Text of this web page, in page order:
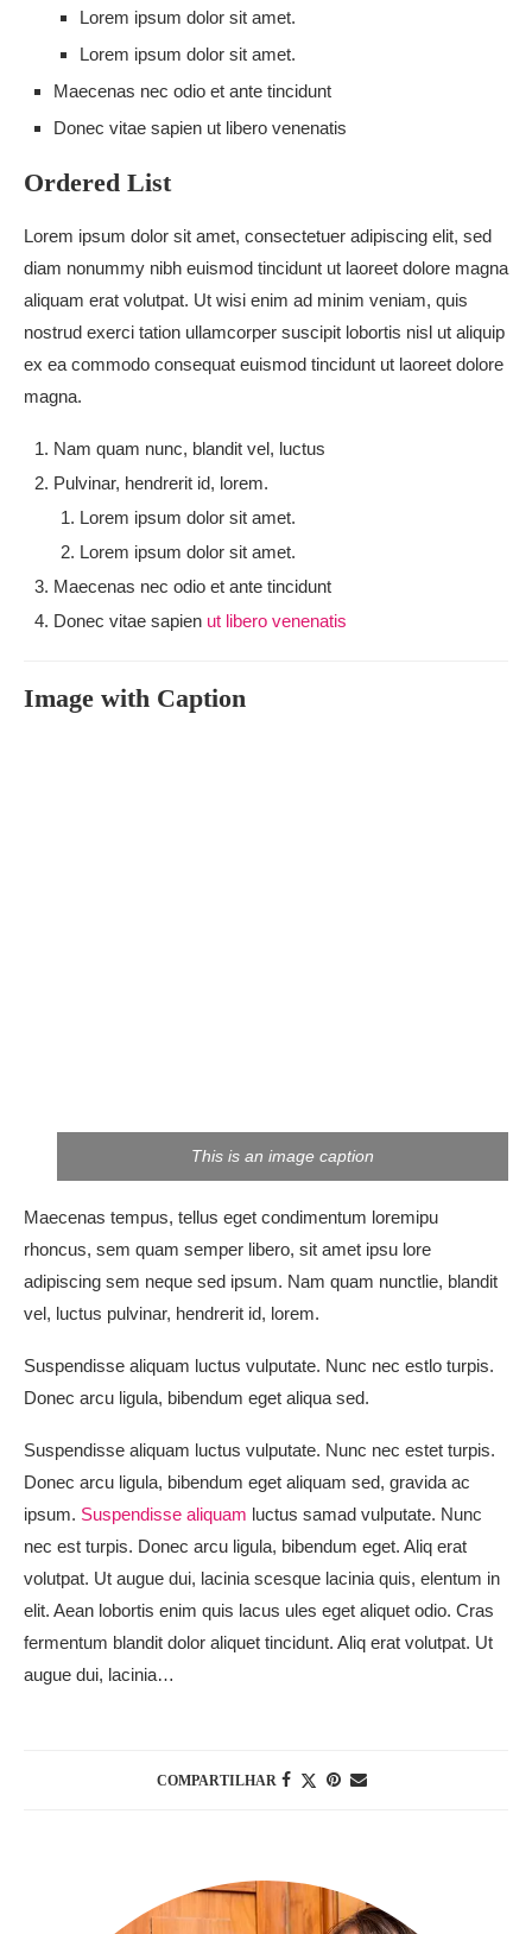
Lorem ipsum dolor sit amet.
Lorem ipsum dolor sit amet.
Maecenas nec odio et ante tincidunt
Donec vitae sapien ut libero venenatis
Ordered List
Lorem ipsum dolor sit amet, consectetuer adipiscing elit, sed
diam nonummy nibh euismod tincidunt ut laoreet dolore magna
aliquam erat volutpat. Ut wisi enim ad minim veniam, quis
nostrud exerci tation ullamcorper suscipit lobortis nisl ut aliquip
ex ea commodo consequat euismod tincidunt ut laoreet dolore
magna.
Nam quam nunc, blandit vel, luctus
Pulvinar, hendrerit id, lorem.
Lorem ipsum dolor sit amet.
Lorem ipsum dolor sit amet.
Maecenas nec odio et ante tincidunt
Donec vitae sapien ut libero venenatis
Image with Caption
This is an image caption
Maecenas tempus, tellus eget condimentum loremipu
rhoncus, sem quam semper libero, sit amet ipsu lore
adipiscing sem neque sed ipsum. Nam quam nunctlie, blandit
vel, luctus pulvinar, hendrerit id, lorem.
Suspendisse aliquam luctus vulputate. Nunc nec estlo turpis.
Donec arcu ligula, bibendum eget aliqua sed.
Suspendisse aliquam luctus vulputate. Nunc nec estet turpis.
Donec arcu ligula, bibendum eget aliquam sed, gravida ac
ipsum. Suspendisse aliquam luctus samad vulputate. Nunc
nec est turpis. Donec arcu ligula, bibendum eget. Aliq erat
volutpat. Ut augue dui, lacinia scesque lacinia quis, elentum in
elit. Aean lobortis enim quis lacus ules eget aliquet odio. Cras
fermentum blandit dolor aliquet tincidunt. Aliq erat volutpat. Ut
augue dui, lacinia…
COMPARTILHAR